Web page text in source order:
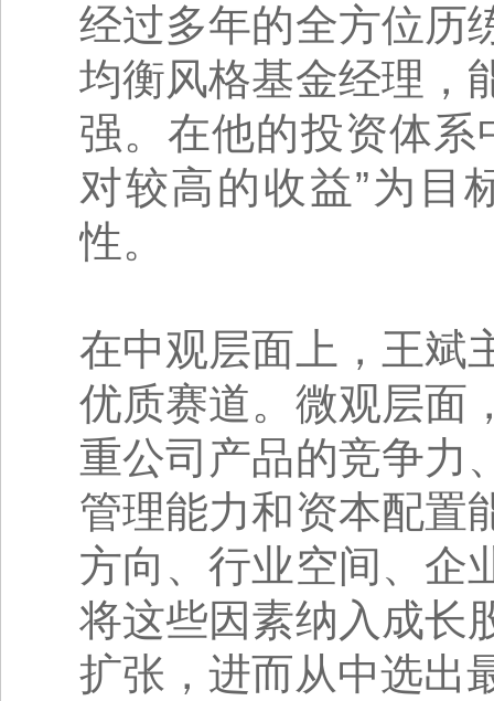
经过多年的全方位历
均衡风格基金经理，
强。在他的投资体系
对较高的收益”为目
性。
在中观层面上，王斌
优质赛道。微观层面
重公司产品的竞争力
管理能力和资本配置
方向、行业空间、企
将这些因素纳入成长
扩张，进而从中选出